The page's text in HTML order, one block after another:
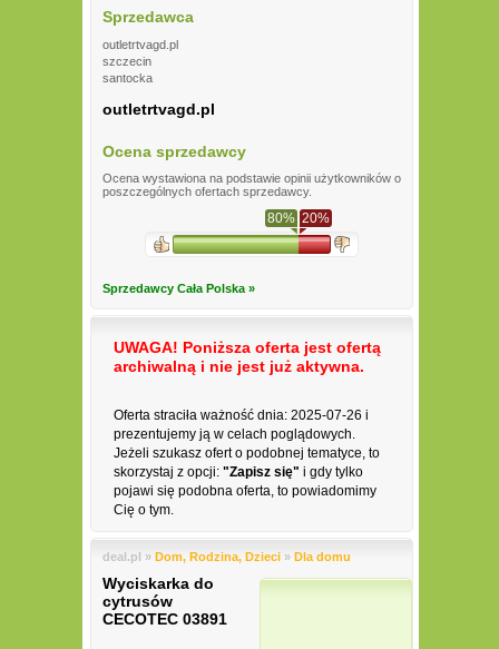
Sprzedawca
outletrtvagd.pl
szczecin
santocka
outletrtvagd.pl
Ocena sprzedawcy
Ocena wystawiona na podstawie opinii użytkowników o
poszczególnych ofertach sprzedawcy.
80% 20%
Sprzedawcy Cała Polska »
UWAGA! Poniższa oferta jest ofertą
archiwalną i nie jest już aktywna.
Oferta straciła ważność dnia: 2025-07-26 i
prezentujemy ją w celach poglądowych.
Jeżeli szukasz ofert o podobnej tematyce, to
skorzystaj z opcji: "Zapisz się" i gdy tylko
pojawi się podobna oferta, to powiadomimy
Cię o tym.
deal.pl » Dom, Rodzina, Dzieci » Dla domu
Wyciskarka do
cytrusów
CECOTEC 03891